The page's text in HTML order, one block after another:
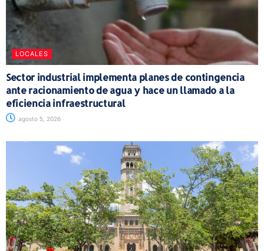
LOCALES
Sector industrial implementa planes de contingencia
ante racionamiento de agua y hace un llamado a la
eficiencia infraestructural
agosto 5, 2026